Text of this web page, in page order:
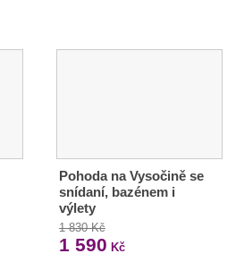
Pohoda na Vysočině se
snídaní, bazénem i
výlety
1 830 Kč
1 590 Kč